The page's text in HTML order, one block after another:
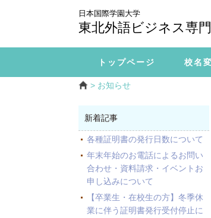
日本国際学園大学
東北外語ビジネス専
トップページ 校名
> お知らせ
新着記事
各種証明書の発行日数について
年末年始のお電話によるお問い
合わせ・資料請求・イベントお
申し込みについて
【卒業生・在校生の方】冬季休
業に伴う証明書発行受付停止に